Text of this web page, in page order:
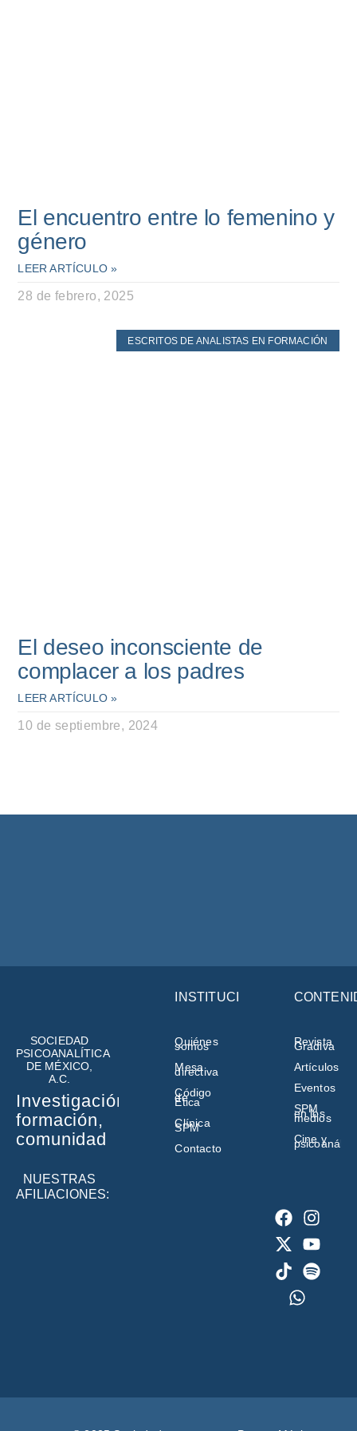
El encuentro entre lo femenino y
género
LEER ARTÍCULO »
28 de febrero, 2025
ESCRITOS DE ANALISTAS EN FORMACIÓN
El deseo inconsciente de
complacer a los padres
LEER ARTÍCULO »
10 de septiembre, 2024
SOCIEDAD
PSICOANALÍTICA
DE MÉXICO,
A.C.
Investigación,
formación,
comunidad
NUESTRAS
AFILIACIONES:
INSTITUCIÓN
Quiénes
somos
Mesa
directiva
Código
de
Ética
Clínica
SPM
Contacto
Revista
Gradiva
Artículos
Eventos
SPM
en los
medios
Cine y